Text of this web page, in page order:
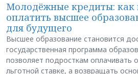
Молодёжные кредиты: как
оплатить высшее
для будущего
Высшее образование становится
государственная программа
позволяет подросткам оплачивать
льготной ставке, а возвращать